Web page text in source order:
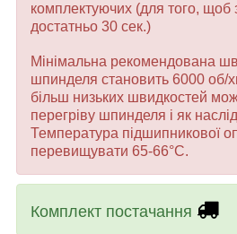
комплектуючих (для того, щоб
достатньо 30 сек.)
Мінімальна рекомендована
шпинделя становить 6000 об/
більш низьких швидкостей
перегріву шпинделя і як
Температура підшипникової
перевищувати 65-66°С.
Комплект постачання